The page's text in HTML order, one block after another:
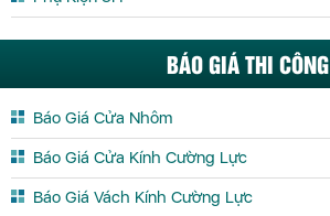
BÁO GIÁ THI CÔNG
Báo Giá Cửa Nhôm
Báo Giá Cửa Kính Cường Lực
Báo Giá Vách Kính Cường Lực